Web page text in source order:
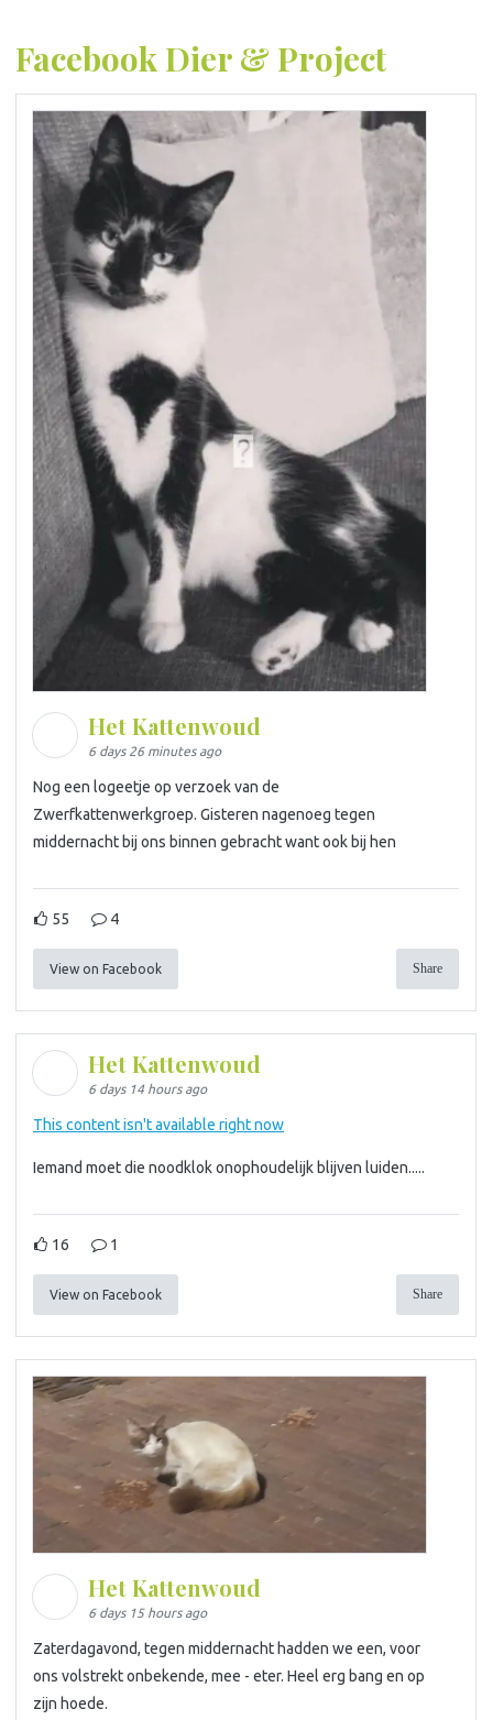
Facebook Dier & Project
Het Kattenwoud
6 days 26 minutes ago
Nog een logeetje op verzoek van de
Zwerfkattenwerkgroep. Gisteren nagenoeg tegen
middernacht bij ons binnen gebracht want ook bij hen
55 4
View on Facebook Share
Het Kattenwoud
6 days 14 hours ago
This content isn't available right now
Iemand moet die noodklok onophoudelijk blijven luiden.....
16 1
View on Facebook Share
Het Kattenwoud
6 days 15 hours ago
Zaterdagavond, tegen middernacht hadden we een, voor
ons volstrekt onbekende, mee - eter. Heel erg bang en op
zijn hoede.